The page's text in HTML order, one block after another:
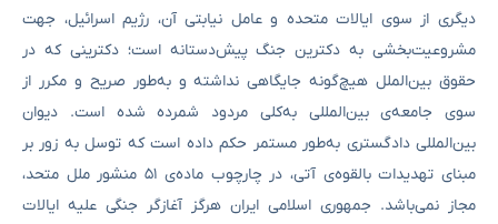
دیگری از سوی ایالات متحده و عامل نیابتی آن، رژیم اسرائیل، جهت
مشروعیت‌بخشی به دکترین جنگ پیش‌دستانه است؛ دکترینی که در
حقوق بین‌الملل هیچ‌گونه جایگاهی نداشته و به‌طور صریح و مکرر از
سوی جامعه‌ی بین‌المللی به‌کلی مردود شمرده شده است. دیوان
بین‌المللی دادگستری به‌طور مستمر حکم داده است که توسل به زور بر
مبنای تهدیدات بالقوه‌ی آتی، در چارچوب ماده‌ی ۵۱ منشور ملل متحد،
مجاز نمی‌باشد. جمهوری اسلامی ایران هرگز آغازگر جنگی علیه ایالات